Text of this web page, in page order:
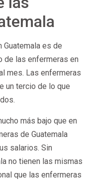
Guatemala es de
de las enfermeras en
mes. Las enfermeras
un tercio de lo que
más bajo que en
de Guatemala
salarios. Sin
no tienen las mismas
que las enfermeras